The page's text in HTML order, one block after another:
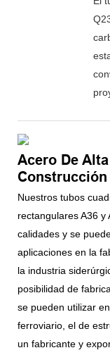
Acero De
Construcción
Nuestros tubos
rectangulares A36
calidades y se
aplicaciones en la
la industria
posibilidad de
se pueden utilizar
ferroviario, el de
un fabricante y